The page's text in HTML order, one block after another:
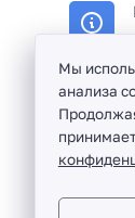
Оптовая
в
Мы
анализа